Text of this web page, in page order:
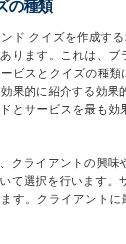
の種類
ド クイズを作成す
ります。これは、
ビスとクイズの種
果的に紹介する効果
とサービスを最も効
クライアントの興
て選択を行います。
す。クライアントに